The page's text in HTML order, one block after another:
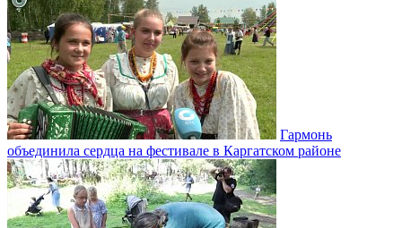
Гармонь
объединила сердца на фестивале в Каргатском районе